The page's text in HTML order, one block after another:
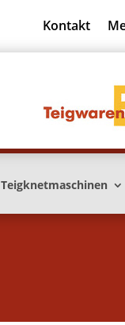
Kontakt
Teigknetmaschinen